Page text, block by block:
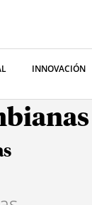
INNOVACIÓN